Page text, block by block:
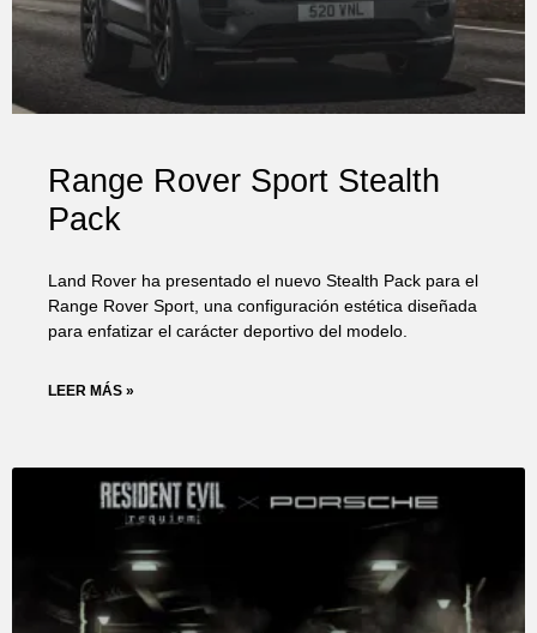
Range Rover Sport Stealth
Pack
Land Rover ha presentado el nuevo Stealth Pack para el
Range Rover Sport, una configuración estética diseñada
para enfatizar el carácter deportivo del modelo.
LEER MÁS »